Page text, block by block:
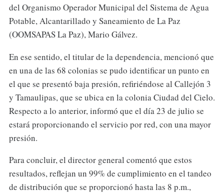
del Organismo Operador Municipal del Sistema de Agua
Potable, Alcantarillado y Saneamiento de La Paz
(OOMSAPAS La Paz), Mario Gálvez.
En ese sentido, el titular de la dependencia, mencionó que
en una de las 68 colonias se pudo identificar un punto en
el que se presentó baja presión, refiriéndose al Callejón 3
y Tamaulipas, que se ubica en la colonia Ciudad del Cielo.
Respecto a lo anterior, informó que el día 23 de julio se
estará proporcionando el servicio por red, con una mayor
presión.
Para concluir, el director general comentó que estos
resultados, reflejan un 99% de cumplimiento en el tandeo
de distribución que se proporcionó hasta las 8 p.m.,